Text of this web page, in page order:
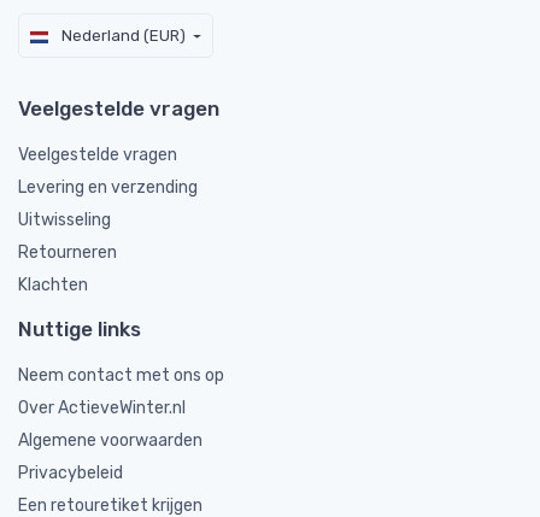
Nederland (EUR)
Veelgestelde vragen
Veelgestelde vragen
Levering en verzending
Uitwisseling
Retourneren
Klachten
Nuttige links
Neem contact met ons op
Over ActieveWinter.nl
Algemene voorwaarden
Privacybeleid
Een retouretiket krijgen